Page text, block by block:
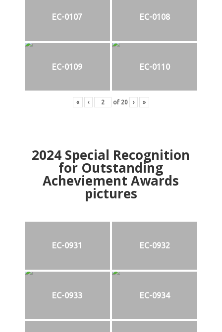
EC-0107 EC-0108
EC-0109 EC-0110
« ‹ of 20 › »
2024 Special Recognition
for Outstanding
Acheviement Awards
pictures
EC-0931 EC-0932
EC-0933 EC-0934